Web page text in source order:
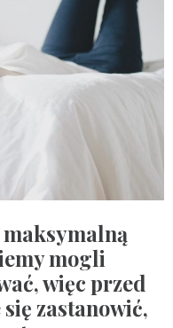
mogli
więc przed
zastanowić,